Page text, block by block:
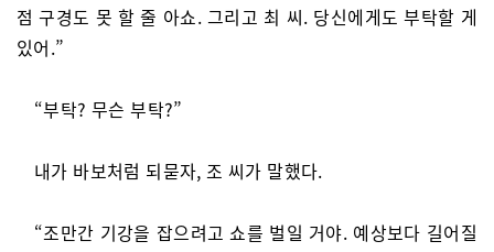
점 구경도 못 할 줄 아쇼. 그리고 최 씨. 당신에게도 부탁할 게
있어.”
“부탁? 무슨 부탁?”
내가 바보처럼 되묻자, 조 씨가 말했다.
“조만간 기강을 잡으려고 쇼를 벌일 거야. 예상보다 길어질